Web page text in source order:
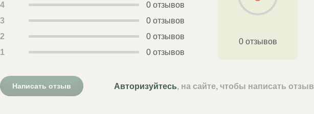
4
0 отзывов
3
0 отзывов
2
0 отзывов
1
0 отзывов
0 отзывов
Написать отзыв Авторизуйтесь, на сайте, чтобы написать отзыв